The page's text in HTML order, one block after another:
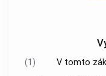
(1)
V tomto